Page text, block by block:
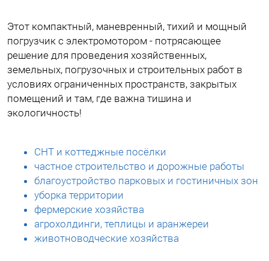
Этот компактный, маневренный, тихий и мощный
погрузчик с электромотором - потрясающее
решение для проведения хозяйственных,
земельных, погрузочных и строительных работ в
условиях ограниченных пространств, закрытых
помещений и там, где важна тишина и
экологичность!
СНТ и коттеджные посёлки
частное строительство и дорожные работы
благоустройство парковых и гостиничных зон
уборка территории
фермерские хозяйства
агрохолдинги, теплицы и аранжереи
животноводческие хозяйства